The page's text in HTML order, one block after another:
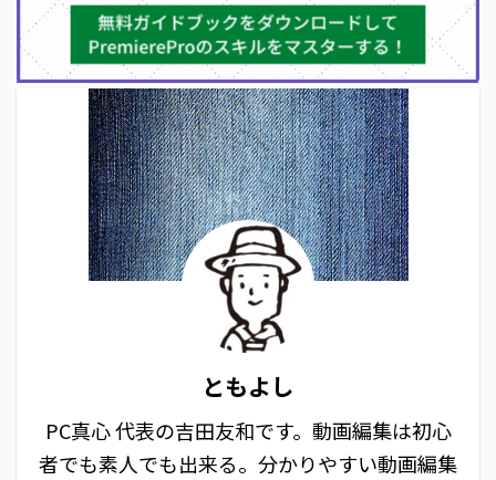
ともよし
PC真心 代表の吉田友和です。動画編集は初心
者でも素人でも出来る。分かりやすい動画編集